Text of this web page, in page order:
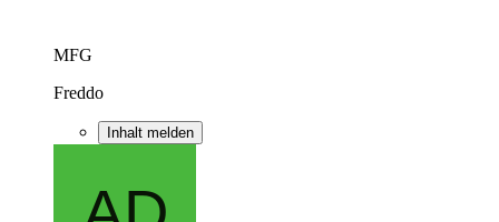
MFG
Freddo
Inhalt melden